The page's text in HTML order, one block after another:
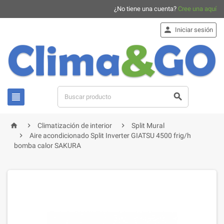
¿No tiene una cuenta? Cree una aquí
 
 Iniciar sesión
  Climatización de interior 
Split Mural

Aire acondicionado Split Inverter GIATSU 4500 frig/h
bomba calor SAKURA